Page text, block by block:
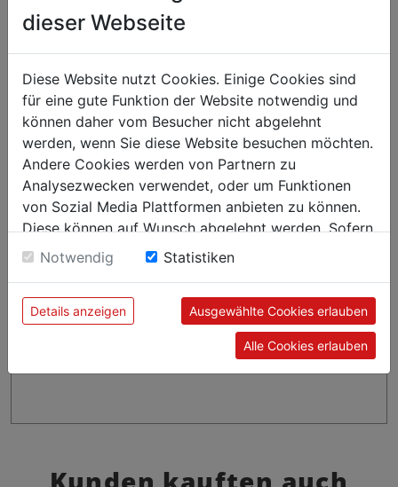
cmInnenmaß: 46,5 x 46,5 x 8,7 cm
dieser Webseite
Diese Website nutzt Cookies. Einige Cookies sind
für eine gute Funktion der Website notwendig und
können daher vom Besucher nicht abgelehnt
werden, wenn Sie diese Website besuchen möchten.
Andere Cookies werden von Partnern zu
Analysezwecken verwendet, oder um Funktionen
von Sozial Media Plattformen anbieten zu können.
Diese können auf Wunsch abgelehnt werden. Sofern
sie unsere Webseite weiter nutzen, geben Sie
Einwilligung zu unseren Cookies.
Notwendig Statistiken
Details anzeigen Ausgewählte Cookies erlauben
Alle Cookies erlauben